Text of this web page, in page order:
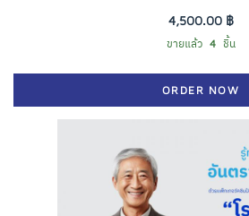
4,500.00 ฿
ขายแล้ว 4 ชิ้น
ORDER NOW